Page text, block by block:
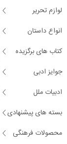
لوازم تحریر
انواع داستان
کتاب های برگزیده
جوایز ادبی
ادبیات ملل
بسته های پیشنهادی
محصولات فرهنگی
سلولش و در
آرزوها و کابوس‌های
سلول زندان را
ضبط‌شده ماندلا با
است. کتاب همچنین
آزادی» است که
ریاست‌جمهوری و
مهم‌ترین وجه تمایز
آن است. ماندلا خود
شده بود، در حالی
من» این تصویر
مانند تردیدها،
سیاسی.